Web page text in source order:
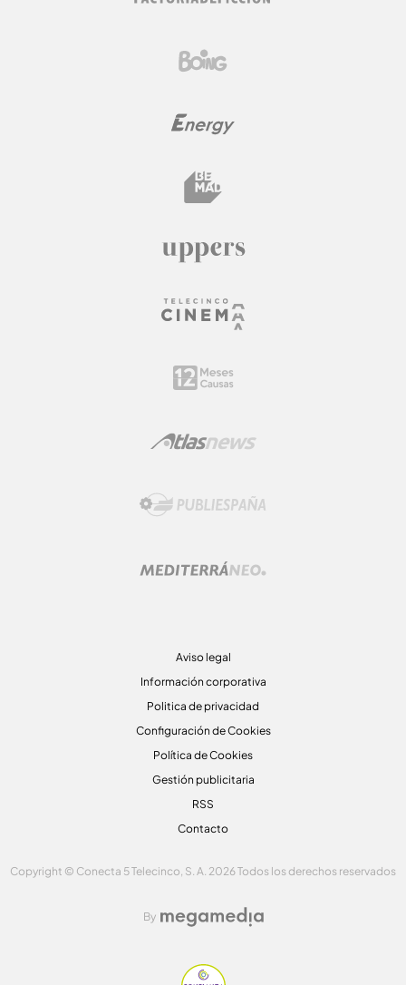
Aviso legal
Información corporativa
Politica de privacidad
Configuración de Cookies
Política de Cookies
Gestión publicitaria
RSS
Contacto
Copyright © Conecta 5 Telecinco, S. A. 2026 Todos los derechos reservados
By